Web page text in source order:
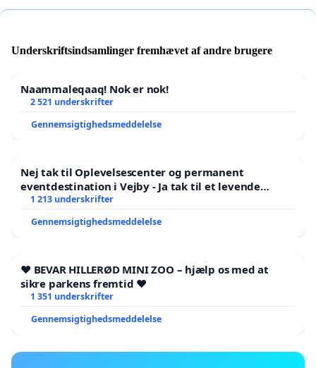
Underskriftsindsamlinger fremhævet af andre brugere
Naammaleqaaq! Nok er nok!
2 521 underskrifter
Gennemsigtighedsmeddelelse
Nej tak til Oplevelsescenter og permanent
eventdestination i Vejby - Ja tak til et levende
lokalområde i balance
1 213 underskrifter
Gennemsigtighedsmeddelelse
❤️ BEVAR HILLERØD MINI ZOO – hjælp os med at
sikre parkens fremtid ❤️
1 351 underskrifter
Gennemsigtighedsmeddelelse